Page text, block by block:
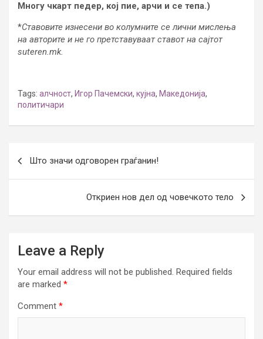
Многу чкарт педер, кој пие, арчи и се тепа.)
*Ставовите изнесени во колумните се лични мислења
на авторите и не го претставуваат ставот на сајтот
suteren.mk.
Tags: алчност, Игор Пачемски, кујна, Македонија,
политичари
Што значи одговорен граѓанин!
Откриен нов дел од човечкото тело
Leave a Reply
Your email address will not be published. Required fields
are marked *
Comment *